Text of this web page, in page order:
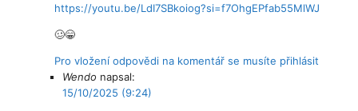
https://youtu.be/LdI7SBkoiog?si=f7OhgEPfab55MlWJ
🥴😁
Pro vložení odpovědi na komentář se musíte přihlásit
Wendo napsal:
15/10/2025 (9:24)